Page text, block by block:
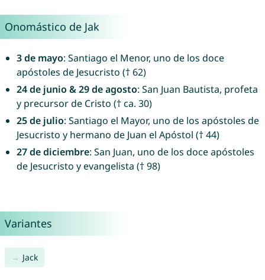
Onomástico de Jak
3 de mayo: Santiago el Menor, uno de los doce
apóstoles de Jesucristo († 62)
24 de junio & 29 de agosto: San Juan Bautista, profeta
y precursor de Cristo († ca. 30)
25 de julio: Santiago el Mayor, uno de los apóstoles de
Jesucristo y hermano de Juan el Apóstol († 44)
27 de diciembre: San Juan, uno de los doce apóstoles
de Jesucristo y evangelista († 98)
Variantes
Jack